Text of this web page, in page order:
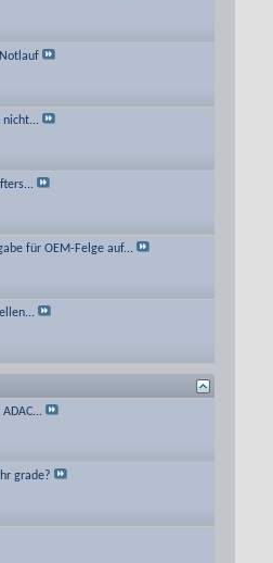
nicht...
für OEM-Felge auf...
grade?